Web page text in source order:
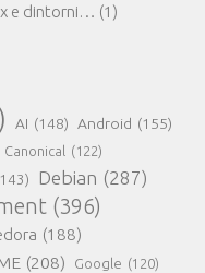
e dintorni… (1)
AI (148) Android (155)
Canonical (122)
Debian (287)
(396)
(188)
(208) Google (120)